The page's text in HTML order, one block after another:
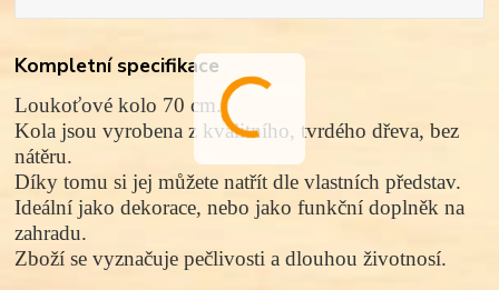
Kompletní specifikace
Loukoťové kolo 70 cm.
Kola jsou vyrobena z kvalitního, tvrdého dřeva, bez
nátěru.
Díky tomu si jej můžete natřít dle vlastních představ.
Ideální jako dekorace, nebo jako funkční doplněk na
zahradu.
Zboží se vyznačuje pečlivosti a dlouhou životnosí.